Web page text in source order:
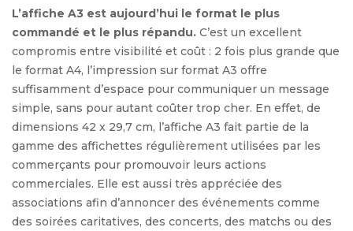
L’affiche A3 est aujourd’hui le format le plus
commandé et le plus répandu. C’est un excellent
compromis entre visibilité et coût : 2 fois plus grande que
le format A4, l’impression sur format A3 offre
suffisamment d’espace pour communiquer un message
simple, sans pour autant coûter trop cher. En effet, de
dimensions 42 x 29,7 cm, l’affiche A3 fait partie de la
gamme des affichettes régulièrement utilisées par les
commerçants pour promouvoir leurs actions
commerciales. Elle est aussi très appréciée des
associations afin d’annoncer des événements comme
des soirées caritatives, des concerts, des matchs ou des